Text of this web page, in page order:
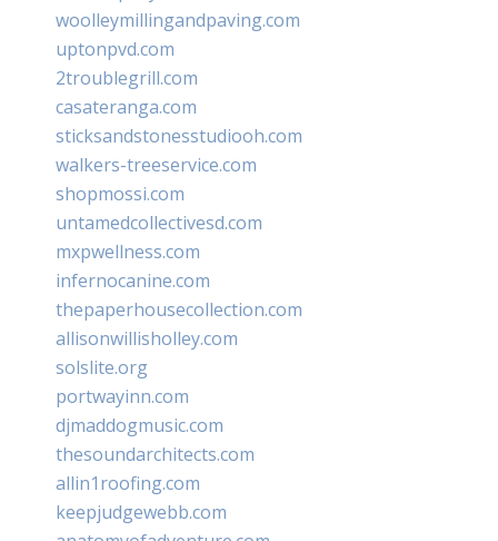
woolleymillingandpaving.com
uptonpvd.com
2troublegrill.com
casateranga.com
sticksandstonesstudiooh.com
walkers-treeservice.com
shopmossi.com
untamedcollectivesd.com
mxpwellness.com
infernocanine.com
thepaperhousecollection.com
allisonwillisholley.com
solslite.org
portwayinn.com
djmaddogmusic.com
thesoundarchitects.com
allin1roofing.com
keepjudgewebb.com